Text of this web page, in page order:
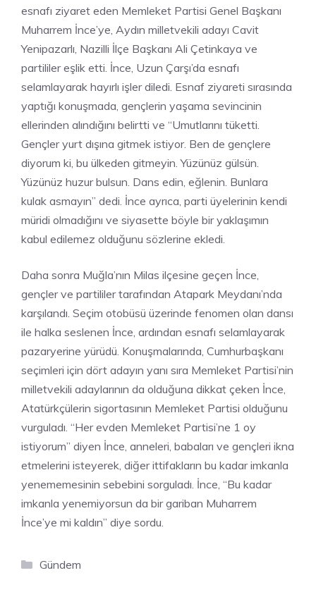
esnafı ziyaret eden Memleket Partisi Genel Başkanı
Muharrem İnce’ye, Aydın milletvekili adayı Cavit
Yenipazarlı, Nazilli İlçe Başkanı Ali Çetinkaya ve
partililer eşlik etti. İnce, Uzun Çarşı’da esnafı
selamlayarak hayırlı işler diledi. Esnaf ziyareti sırasında
yaptığı konuşmada, gençlerin yaşama sevincinin
ellerinden alındığını belirtti ve “Umutlarını tüketti.
Gençler yurt dışına gitmek istiyor. Ben de gençlere
diyorum ki, bu ülkeden gitmeyin. Yüzünüz gülsün.
Yüzünüz huzur bulsun. Dans edin, eğlenin. Bunlara
kulak asmayın” dedi. İnce ayrıca, parti üyelerinin kendi
müridi olmadığını ve siyasette böyle bir yaklaşımın
kabul edilemez olduğunu sözlerine ekledi.
Daha sonra Muğla’nın Milas ilçesine geçen İnce,
gençler ve partililer tarafından Atapark Meydanı’nda
karşılandı. Seçim otobüsü üzerinde fenomen olan dansı
ile halka seslenen İnce, ardından esnafı selamlayarak
pazaryerine yürüdü. Konuşmalarında, Cumhurbaşkanı
seçimleri için dört adayın yanı sıra Memleket Partisi’nin
milletvekili adaylarının da olduğuna dikkat çeken İnce,
Atatürkçülerin sigortasının Memleket Partisi olduğunu
vurguladı. “Her evden Memleket Partisi’ne 1 oy
istiyorum” diyen İnce, anneleri, babaları ve gençleri ikna
etmelerini isteyerek, diğer ittifakların bu kadar imkanla
yenememesinin sebebini sorguladı. İnce, “Bu kadar
imkanla yenemiyorsun da bir gariban Muharrem
İnce’ye mi kaldın” diye sordu.
Kategoriler
Gündem